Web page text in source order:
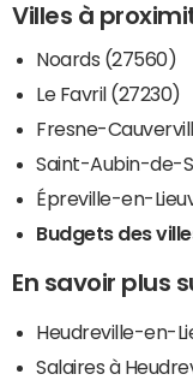
Villes à
Noards (27560)
Le Favril (27230)
Fresne-
Saint-Aubin-de-
Épreville-en-
Budgets des
En savoir plus
Heudreville-en-
Salaires à